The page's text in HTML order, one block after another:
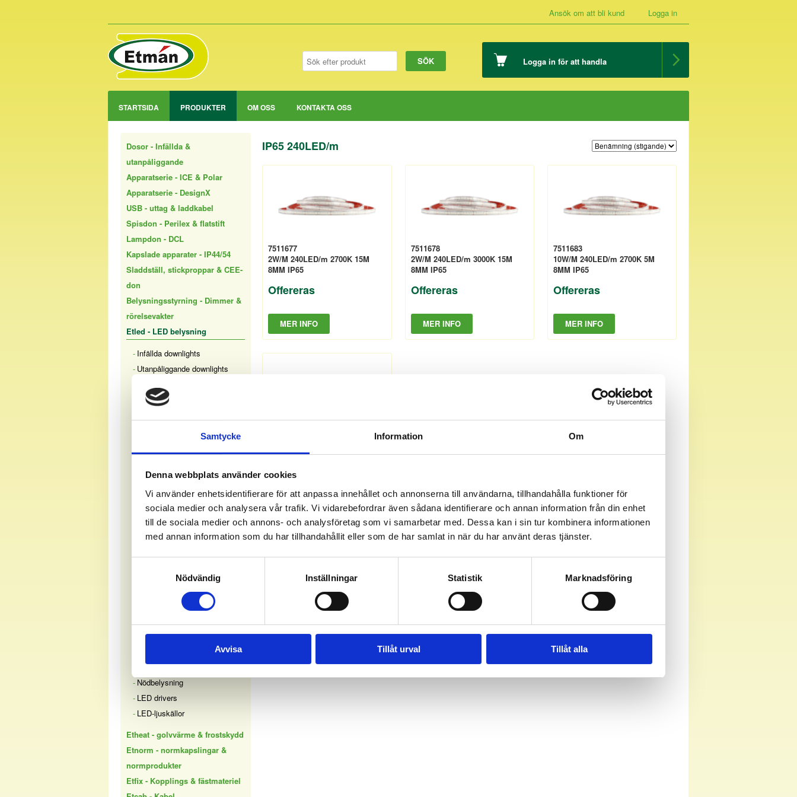
Samtycke Information Om
Denna webbplats använder cookies
Vi använder enhetsidentifierare för att anpassa innehållet och annonserna till användarna, tillhandahålla funktioner för
sociala medier och analysera vår trafik. Vi vidarebefordrar även sådana identifierare och annan information från din enhet
till de sociala medier och annons- och analysföretag som vi samarbetar med. Dessa kan i sin tur kombinera informationen
med annan information som du har tillhandahållit eller som de har samlat in när du har använt deras tjänster.
Nödvändig
Inställningar Statistik Marknadsföring
Avvisa Tillåt urval Tillåt alla
Ansök om att bli kund Logga in
Logga in för att handla
STARTSIDA PRODUKTER OM OSS KONTAKTA OSS
Dosor - Infällda &
utanpåliggande
Apparatserie - ICE & Polar
Apparatserie - DesignX
USB - uttag & laddkabel
Spisdon - Perilex & flatstift
Lampdon - DCL
Kapslade apparater - IP44/54
Sladdställ, stickproppar & CEE-
don
Belysningsstyrning - Dimmer &
rörelsevakter
Etled - LED belysning
Infällda downlights
Utanpåliggande downlights
STRIP 24V
IP65 120LED/m
IP20 240LED/m
IP65 240LED/m
Work 230V
Alu-profil
Bänkbelysning
Badrumsbelysning
Industri & sockelarmaturer
Höghöjdsarmatur
Nödbelysning
LED drivers
LED-ljuskällor
Etheat - golvvärme & frostskydd
Etnorm - normkapslingar &
normprodukter
Etfix - Kopplings & fästmateriel
IP65 240LED/m
7511677
2W/M 240LED/m 2700K 15M
8MM IP65
Offereras
MER INFO
7511678
2W/M 240LED/m 3000K 15M
8MM IP65
Offereras
MER INFO
7511683
10W/M 240LED/m 2700K 5M
8MM IP65
Offereras
MER INFO
8MM IP65
Offereras
MER INFO